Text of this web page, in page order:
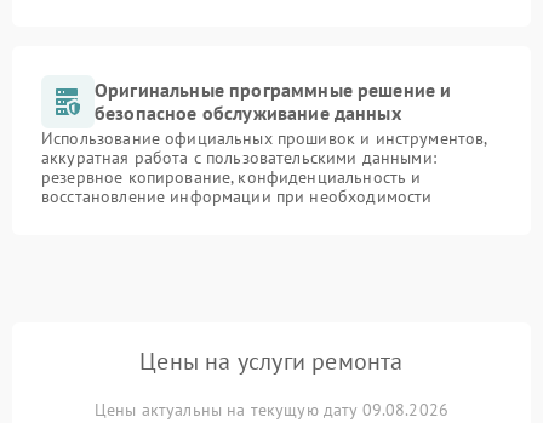
Оригинальные программные решение и
безопасное обслуживание данных
Использование официальных прошивок и инструментов,
аккуратная работа с пользовательскими данными:
резервное копирование, конфиденциальность и
восстановление информации при необходимости
Цены на услуги ремонта
Цены актуальны на текущую дату 09.08.2026